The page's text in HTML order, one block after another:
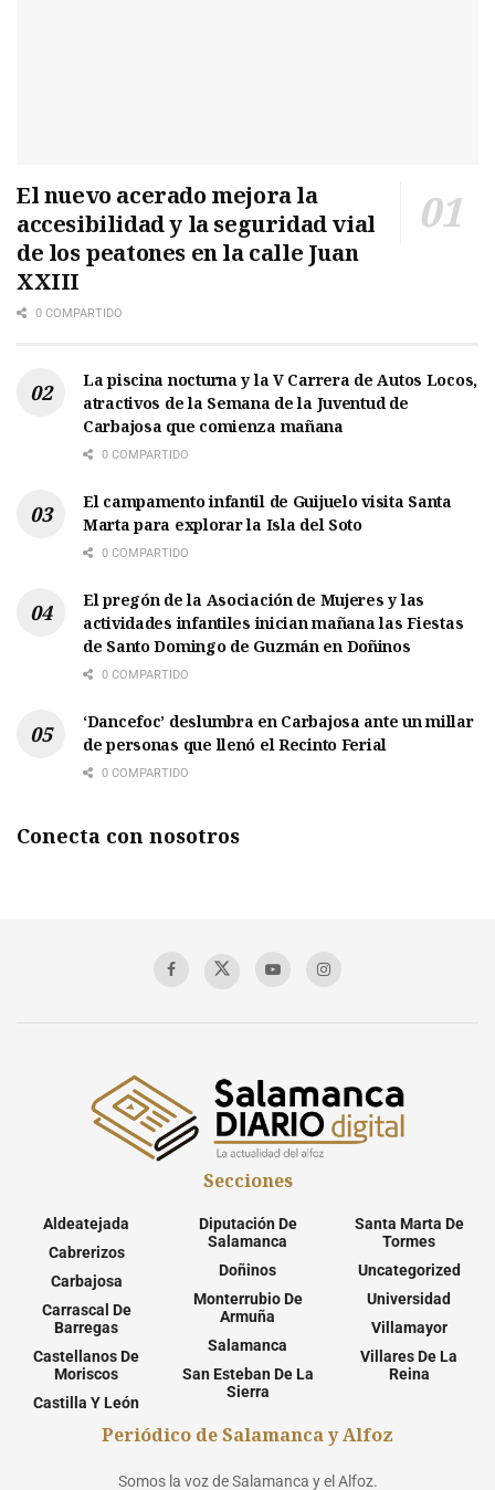
El nuevo acerado mejora la
accesibilidad y la seguridad vial
de los peatones en la calle Juan
XXIII
0 COMPARTIDO
La piscina nocturna y la V Carrera de Autos Locos,
atractivos de la Semana de la Juventud de
Carbajosa que comienza mañana
0 COMPARTIDO
El campamento infantil de Guijuelo visita Santa
Marta para explorar la Isla del Soto
0 COMPARTIDO
El pregón de la Asociación de Mujeres y las
actividades infantiles inician mañana las Fiestas
de Santo Domingo de Guzmán en Doñinos
0 COMPARTIDO
‘Dancefoc’ deslumbra en Carbajosa ante un millar
de personas que llenó el Recinto Ferial
0 COMPARTIDO
Conecta con nosotros
Secciones
Aldeatejada
Cabrerizos
Carbajosa
Carrascal De
Barregas
Castellanos De
Moriscos
Castilla Y León
Diputación De
Salamanca
Doñinos
Monterrubio De
Armuña
Salamanca
San Esteban De La
Sierra
Santa Marta De
Tormes
Uncategorized
Universidad
Villamayor
Villares De La
Reina
Periódico de Salamanca y Alfoz
Somos la voz de Salamanca y el Alfoz.